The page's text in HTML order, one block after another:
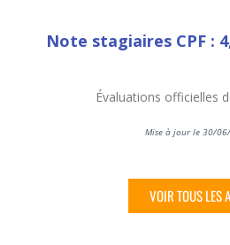
Note stagiaires CPF :
Évaluations officielles
Mise à jour le 30/
VOIR TOUS LES